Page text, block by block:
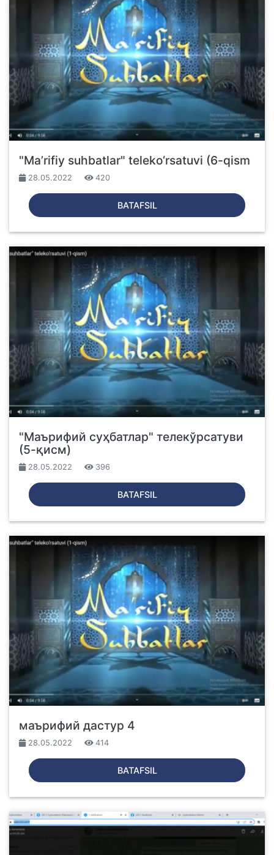
"Ma’rifiy suhbatlar" teleko‘rsatuvi (6-qism
28.05.2022 420
BATAFSIL
"Маърифий суҳбатлар" телекўрсатуви
(5-қисм)
28.05.2022 396
BATAFSIL
маърифий дастур 4
28.05.2022 414
BATAFSIL